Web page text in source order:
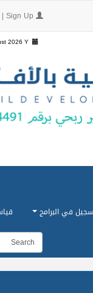
2026 Y
في البرامج